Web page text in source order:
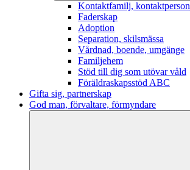
Kontaktfamilj, kontaktperson
Faderskap
Adoption
Separation, skilsmässa
Vårdnad, boende, umgänge
Familjehem
Stöd till dig som utövar våld
Föräldraskapsstöd ABC
Gifta sig, partnerskap
God man, förvaltare, förmyndare